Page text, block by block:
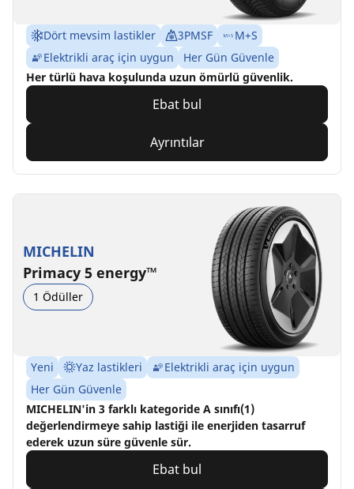
Dört mevsim lastikler 3PMSF
M+S
Elektrikli araç için uygun
Her Gün Güvenle
Her türlü hava koşulunda uzun ömürlü güvenlik.
Ebat bul
Ayrıntılar
MICHELIN
Primacy 5 energy™
1 Ödüller
Yeni Yaz lastikleri
Elektrikli araç için uygun
Her Gün Güvenle
MICHELIN'in 3 farklı kategoride A sınıfı(1)
değerlendirmeye sahip lastiği ile enerjiden tasarruf
ederek uzun süre güvenle sür.
Ebat bul